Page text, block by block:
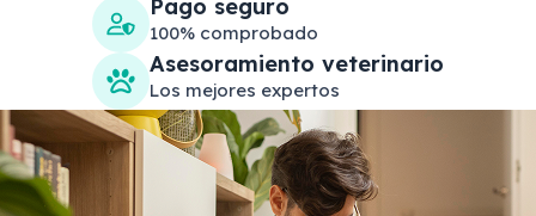
Pago seguro
100% comprobado
Asesoramiento veterinario
Los mejores expertos